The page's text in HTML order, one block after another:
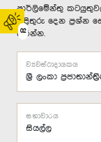
02
පාර්ලිමේන්තු
පිළිතුරු දෙන ප්‍රශ්න
කරන්න.
ව්‍යවස්ථාදායකය
සභාවාරය